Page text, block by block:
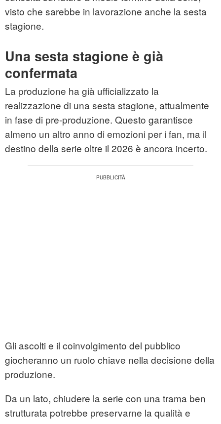
visto che sarebbe in lavorazione anche la sesta
stagione.
Una sesta stagione è già
confermata
La produzione ha già ufficializzato la
realizzazione di una sesta stagione, attualmente
in fase di pre-produzione. Questo garantisce
almeno un altro anno di emozioni per i fan, ma il
destino della serie oltre il 2026 è ancora incerto.
Gli ascolti e il coinvolgimento del pubblico
giocheranno un ruolo chiave nella decisione della
produzione.
Da un lato, chiudere la serie con una trama ben
strutturata potrebbe preservarne la qualità e